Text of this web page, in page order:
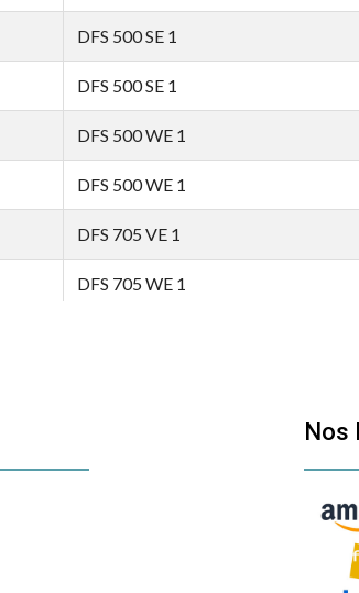
DFS 500 SE 1
DFS 500 SE 1
DFS 500 WE 1
DFS 500 WE 1
DFS 705 VE 1
DFS 705 WE 1
Nos